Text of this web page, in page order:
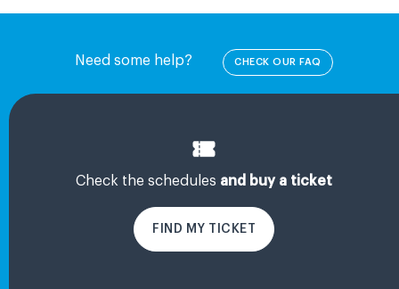
Check the schedules and buy a ticket
FIND MY TICKET
Need some help? CHECK OUR FAQ